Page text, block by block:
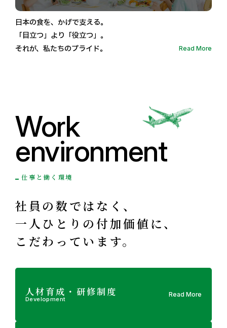
日本の食を、かげで支える。
「目立つ」より「役立つ」。
それが、私たちのプライド。
Read More
Work
environment
仕事と働く環境
社員の数ではなく、
一人ひとりの付加価値に、
こだわっています。
人材育成・研修制度
Development
Read More